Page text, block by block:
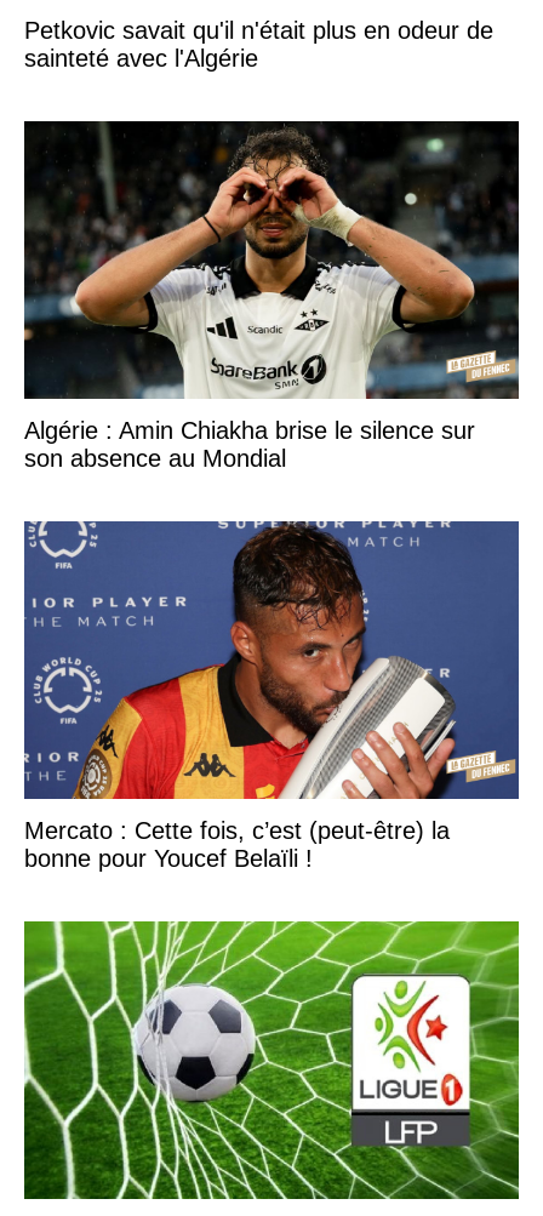
Petkovic savait qu'il n'était plus en odeur de
sainteté avec l'Algérie
Algérie : Amin Chiakha brise le silence sur
son absence au Mondial
Mercato : Cette fois, c’est (peut-être) la
bonne pour Youcef Belaïli !